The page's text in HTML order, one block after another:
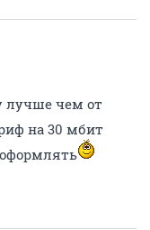
лучше чем от
на 30 мбит